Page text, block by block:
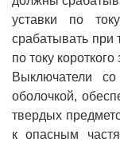
уставки по
срабатывать при
по току
Выключатели
оболочкой,
твердых
к опасным